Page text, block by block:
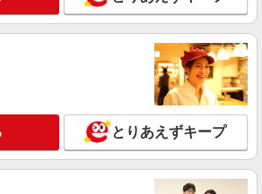
詳細を見る
サービスカンパニー
施設での調理師（エリアチーフ）【正社
給25万円〜30万円 ※給与は経験や前職給与
じて決定します。 賞与年2回
リーゼ野田 （千葉県野田市清水740-1）
とりあえずキープ